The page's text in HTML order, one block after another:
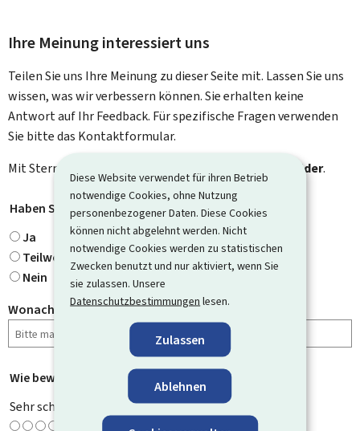
Diese Website verwendet für ihren Betrieb
notwendige Cookies, ohne Nutzung
personenbezogener Daten. Diese Cookies
können nicht abgelehnt werden. Nicht
notwendige Cookies werden zu statistischen
Zwecken benutzt und nur aktiviert, wenn Sie
sie zulassen. Unsere
Datenschutzbestimmungen lesen.
Zulassen
Ablehnen
Ihre Meinung interessiert uns
Teilen Sie uns Ihre Meinung zu dieser Seite mit. Lassen Sie uns
wissen, was wir verbessern können. Sie erhalten keine
Antwort auf Ihr Feedback. Für spezifische Fragen verwenden
Sie bitte das Kontaktformular.
Mit Stern gekennzeichnete Felder (
Pflichtfelder.
Haben Sie gefunden, wonach Sie gesucht haben?
Ja
Teilweise
Nein
Wonach haben Sie gesucht?
Wie bewerten Sie diese Seite?
Sehr schlecht